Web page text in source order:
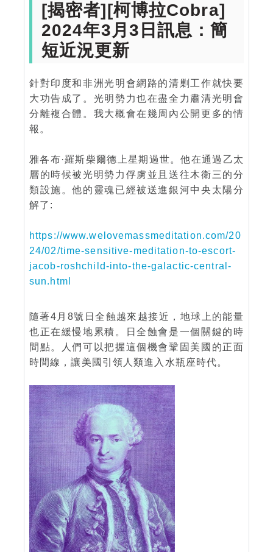
[揭密者][柯博拉Cobra]
2024年3月3日訊息：簡
短近況更新
針對印度和非洲光明會網路的清剿工作就快要
大功告成了。光明勢力也在盡全力肅清光明會
分離複合體。我大概會在幾周內公開更多的情
報。
雅各布·羅斯柴爾德上星期過世。他在通過乙太
層的時候被光明勢力俘虜並且送往木衛三的分
類設施。他的靈魂已經被送進銀河中央太陽分
解了:
https://www.welovemassmeditation.com/20
24/02/time-sensitive-meditation-to-escort-
jacob-roshchild-into-the-galactic-central-
sun.html
隨著4月8號日全蝕越來越接近，地球上的能量
也正在緩慢地累積。日全蝕會是一個關鍵的時
間點。人們可以把握這個機會鞏固美國的正面
時間線，讓美國引領人類進入水瓶座時代。